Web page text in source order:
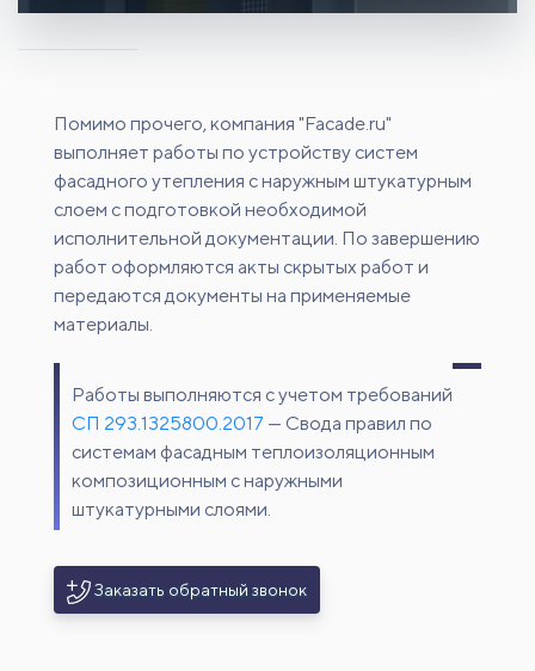
Помимо прочего, компания "Facade.ru"
выполняет работы по устройству систем
фасадного утепления с наружным штукатурным
слоем с подготовкой необходимой
исполнительной документации. По завершению
работ оформляются акты скрытых работ и
передаются документы на применяемые
материалы.
Работы выполняются с учетом требований
СП 293.1325800.2017 — Свода правил по
системам фасадным теплоизоляционным
композиционным с наружными
штукатурными слоями.
Заказать обратный звонок